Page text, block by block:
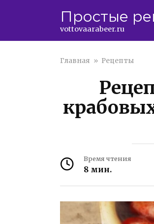
Простые
vottovaarabeer.ru
Главная » Рецепты
Время чтения
8 мин.